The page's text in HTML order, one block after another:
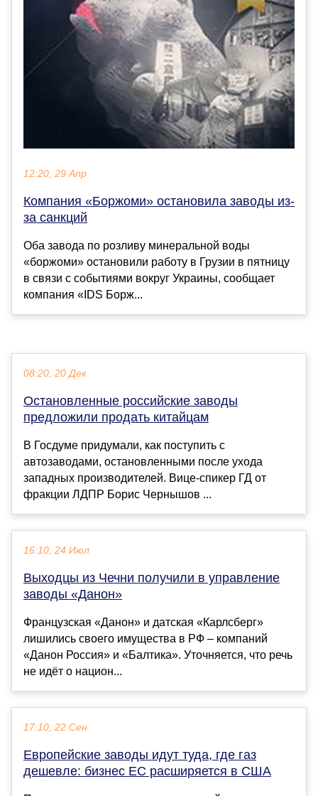
12:20, 29 Апр
Компания «Боржоми» остановила заводы из-
за санкций
Оба завода по розливу минеральной воды
«боржоми» остановили работу в Грузии в пятницу
в связи с событиями вокруг Украины, сообщает
компания «IDS Борж...
08:20, 20 Дек
Остановленные российские заводы
предложили продать китайцам
В Госдуме придумали, как поступить с
автозаводами, остановленными после ухода
западных производителей. Вице-спикер ГД от
фракции ЛДПР Борис Чернышов ...
16:10, 24 Июл
Выходцы из Чечни получили в управление
заводы «Данон»
Французская «Данон» и датская «Карлсберг»
лишились своего имущества в РФ – компаний
«Данон Россия» и «Балтика». Уточняется, что речь
не идёт о национ...
17:10, 22 Сен
Европейские заводы идут туда, где газ
дешевле: бизнес ЕС расширяется в США